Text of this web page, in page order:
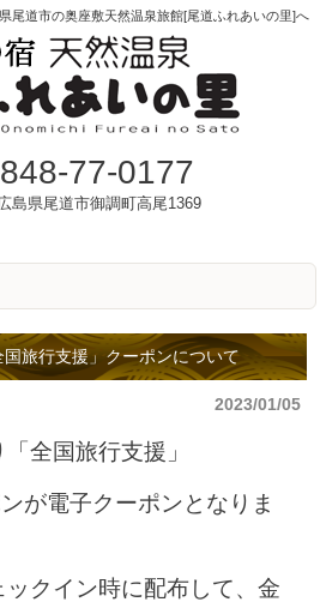
尾道市の奥座敷天然温泉旅館[尾道ふれあいの里]へ
77-0177
島県尾道市御調町高尾1369
旅行支援」クーポンについて
2023/01/05
全国旅行支援」
が電子クーポンとなりま
クイン時に配布して、金